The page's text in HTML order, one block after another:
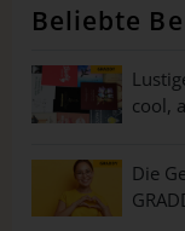
Beliebte
cool,
Die